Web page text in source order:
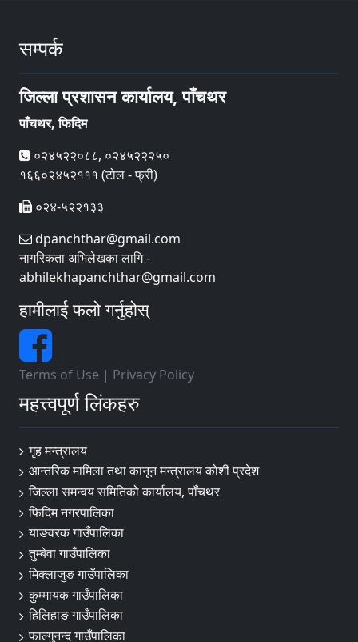
सम्पर्क
जिल्ला प्रशासन कार्यालय, पाँचथर
पाँचथर, फिदिम
०२४५२२०८८, ०२४५२२२५०
१६६०२४५२१११ (टोल - फ्री)
०२४-५२२१३३
dpanchthar@gmail.com
नागरिकता अभिलेखका लागि -
abhilekhapanchthar@gmail.com
हामीलाई फलो गर्नुहोस्
Terms of Use | Privacy Policy
महत्त्वपूर्ण लिंकहरु
गृह मन्त्रालय
आन्तरिक मामिला तथा कानून मन्त्रालय कोशी प्रदेश
जिल्ला समन्वय समितिको कार्यालय, पाँचथर
फिदिम नगरपालिका
याङवरक गाउँपालिका
तुम्बेवा गाउँपालिका
मिक्लाजुङ गाउँपालिका
कुम्मायक गाउँपालिका
हिलिहाङ गाउँपालिका
फाल्गुनन्द गाउँपालिका